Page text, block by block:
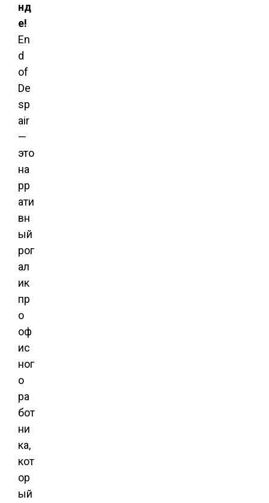
нд
е!
En
d
of
De
sp
air
—
это
на
рр
ати
вн
ый
рог
ал
ик
пр
о
оф
ис
ног
о
ра
бот
ни
ка,
кот
ор
ый